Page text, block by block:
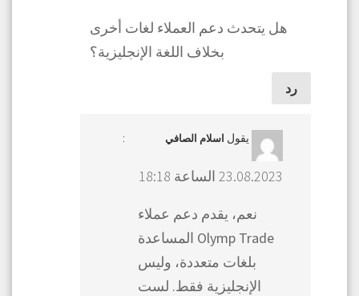
هل يتحدث دعم العملاء لغات أخرى
بخلاف اللغة الإنجليزية؟
رد
يقول اسلام الصافي :
23.08.2023 الساعة 18:18
نعم، يقدم دعم عملاء
Olymp Trade المساعدة
بلغات متعددة، وليس
الإنجليزية فقط. لست